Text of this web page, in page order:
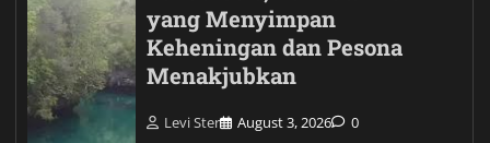
yang Menyimpan
Keheningan dan Pesona
Menakjubkan
Levi Ster August 3, 2026 0